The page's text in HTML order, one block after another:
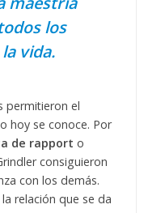
los
vida.
permitieron el
hoy se conoce. Por
de rapport o
consiguieron
con los demás.
relación que se da